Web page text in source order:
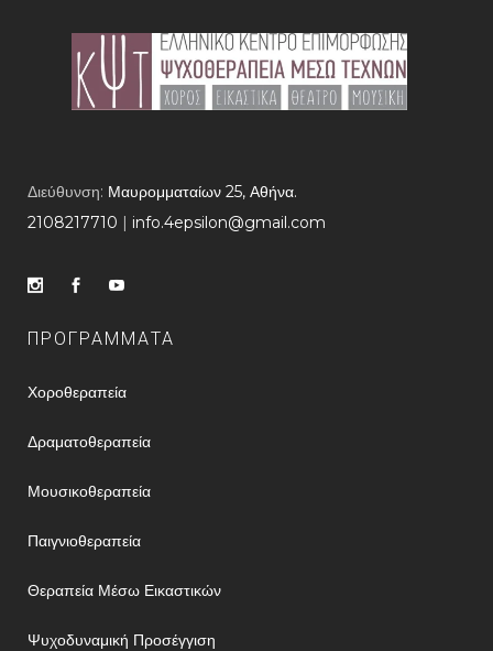
Διεύθυνση: Μαυρομματαίων 25, Αθήνα.
2108217710 ​ | info.4epsilon@gmail.com
ΠΡΟΓΡΑΜΜΑΤΑ
Χοροθεραπεία
Δραματοθεραπεία
Μουσικοθεραπεία
Παιγνιοθεραπεία
Θεραπεία Μέσω Εικαστικών
Ψυχοδυναμική Προσέγγιση